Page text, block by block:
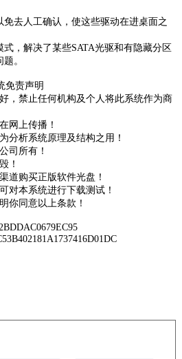
去人工确认，使这些驱动在进桌面之
，解决了某些SATA光驱和有隐藏分区
。
免责声明
，禁止任何机构及个人将此系统作为商
网上传播！
分析系统原理及结构之用！
司所有！
！
道购买正版软件光盘！
对本系统进行下载测试！
你同意以上条款！